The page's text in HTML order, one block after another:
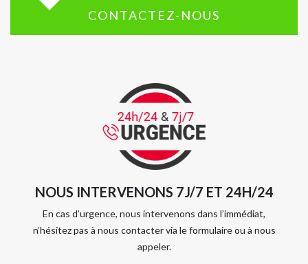
CONTACTEZ-NOUS
NOUS INTERVENONS 7J/7 ET 24H/24
En cas d’urgence, nous intervenons dans l’immédiat,
n’hésitez pas à nous contacter via le formulaire ou à nous
appeler.